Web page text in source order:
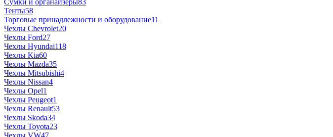
Тенты58
Торговые принадлежности и оборудование11
Чехлы Chevrolet20
Чехлы Ford27
Чехлы Hyundai118
Чехлы Kia60
Чехлы Mazda35
Чехлы Mitsubishi4
Чехлы Nissan4
Чехлы Opel1
Чехлы Peugeot1
Чехлы Renault53
Чехлы Skoda34
Чехлы Toyota23
Чехлы VW47